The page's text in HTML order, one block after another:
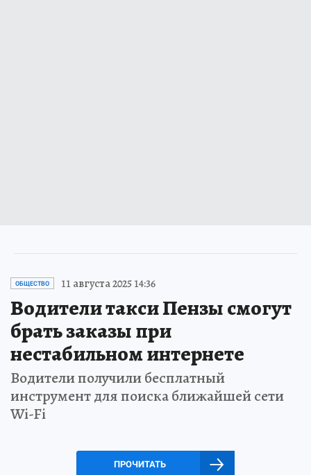
ОБЩЕСТВО 11 августа 2025 14:36
Водители такси Пензы смогут
брать заказы при
нестабильном интернете
Водители получили бесплатный
инструмент для поиска ближайшей сети
Wi-Fi
ПРОЧИТАТЬ